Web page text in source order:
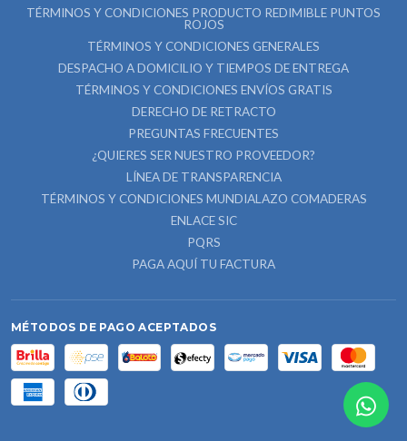
TÉRMINOS Y CONDICIONES PRODUCTO REDIMIBLE PUNTOS
ROJOS
TÉRMINOS Y CONDICIONES GENERALES
DESPACHO A DOMICILIO Y TIEMPOS DE ENTREGA
TÉRMINOS Y CONDICIONES ENVÍOS GRATIS
DERECHO DE RETRACTO
PREGUNTAS FRECUENTES
¿QUIERES SER NUESTRO PROVEEDOR?
LÍNEA DE TRANSPARENCIA
TÉRMINOS Y CONDICIONES MUNDIALAZO COMADERAS
ENLACE SIC
PQRS
PAGA AQUÍ TU FACTURA
MÉTODOS DE PAGO ACEPTADOS